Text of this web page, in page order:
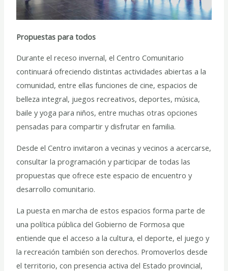
Propuestas para todos
Durante el receso invernal, el Centro Comunitario
continuará ofreciendo distintas actividades abiertas a la
comunidad, entre ellas funciones de cine, espacios de
belleza integral, juegos recreativos, deportes, música,
baile y yoga para niños, entre muchas otras opciones
pensadas para compartir y disfrutar en familia.
Desde el Centro invitaron a vecinas y vecinos a acercarse,
consultar la programación y participar de todas las
propuestas que ofrece este espacio de encuentro y
desarrollo comunitario.
La puesta en marcha de estos espacios forma parte de
una política pública del Gobierno de Formosa que
entiende que el acceso a la cultura, el deporte, el juego y
la recreación también son derechos. Promoverlos desde
el territorio, con presencia activa del Estado provincial,